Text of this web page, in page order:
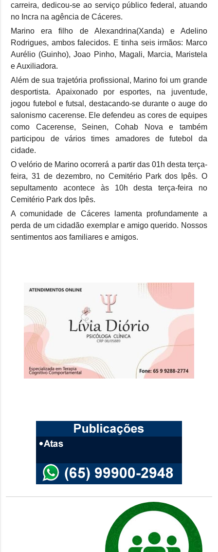
carreira, dedicou-se ao serviço público federal, atuando
no Incra na agência de Cáceres.
Marino era filho de Alexandrina(Xanda) e Adelino
Rodrigues, ambos falecidos. E tinha seis irmãos: Marco
Aurélio (Guinho), Joao Pinho, Magali, Marcia, Maristela
e Auxiliadora.
Além de sua trajetória profissional, Marino foi um grande
desportista. Apaixonado por esportes, na juventude,
jogou futebol e futsal, destacando-se durante o auge do
salonismo cacerense. Ele defendeu as cores de equipes
como Cacerense, Seinen, Cohab Nova e também
participou de vários times amadores de futebol da
cidade.
O velório de Marino ocorrerá a partir das 01h desta terça-
feira, 31 de dezembro, no Cemitério Park dos Ipês. O
sepultamento acontece às 10h desta terça-feira no
Cemitério Park dos Ipês.
A comunidade de Cáceres lamenta profundamente a
perda de um cidadão exemplar e amigo querido. Nossos
sentimentos aos familiares e amigos.